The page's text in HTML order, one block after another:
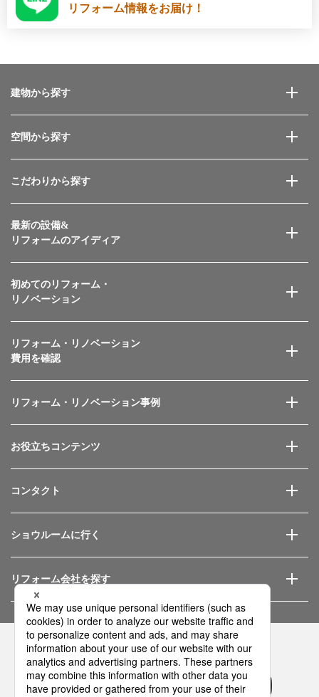
リフォーム情報をお届け！
建物から探す
空間から探す
こだわりから探す
最新の設備&
リフォームのアイディア
初めてのリフォーム・
リノベーション
リフォーム・リノベーション
費用を確認
リフォーム・リノベーション事例
お役立ちコンテンツ
コンタクト
ショウルームに行く
リフォーム会社を探す
Panasonicの住まい・くらし SNSアカウント